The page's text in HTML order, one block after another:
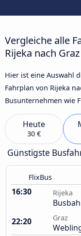
Vergleiche alle
Rijeka nach Graz
Hier ist eine Auswahl
Fahrplan von Rijeka
Busunternehmen wie
Heute
30 €
Günstigste
FlixBus
16:30 Rijeka
22:20
Graz